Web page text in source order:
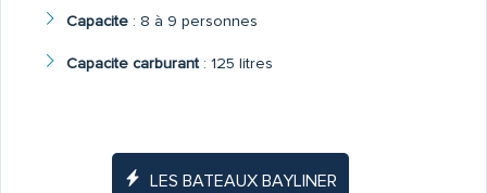
Capacite: 8 à 9 personnes
Capacite carburant: 125 litres
LES BATEAUX BAYLINER